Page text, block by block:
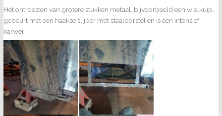
Het ontroesten van grotere stukken metaal, bijvoorbeeld een wielkuip,
gebeurt met een haakse slijper met staalborstel en is een intensief
karwei.